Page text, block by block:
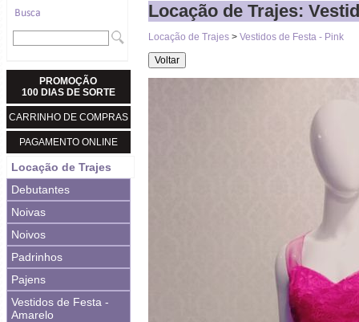
PROMOÇÃO
100 DIAS DE SORTE
CARRINHO DE COMPRAS
PAGAMENTO ONLINE
Locação de Trajes
Debutantes
Noivas
Noivos
Padrinhos
Pajens
Vestidos de Festa -
Amarelo
Locação de Trajes:
Locação de Trajes> Vestidos de Festa - Pink